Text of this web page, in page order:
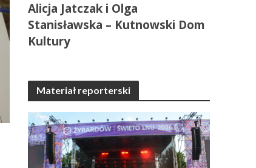
Alicja Jatczak i Olga
Stanisławska – Kutnowski Dom
Kultury
Materiał reporterski